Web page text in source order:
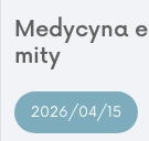
Medycyna
mity
2026/04/15